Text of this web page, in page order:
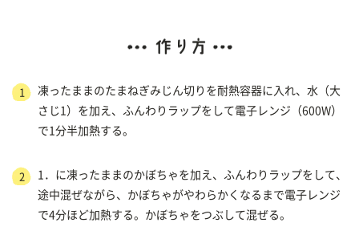
1
凍ったままのたまねぎみじん切りを耐熱容器に入れ、水（大
さじ1）を加え、ふんわりラップをして電子レンジ（600W）
で1分半加熱する。
2
1．に凍ったままのかぼちゃを加え、ふんわりラップをして、
途中混ぜながら、かぼちゃがやわらかくなるまで電子レンジ
で4分ほど加熱する。かぼちゃをつぶして混ぜる。